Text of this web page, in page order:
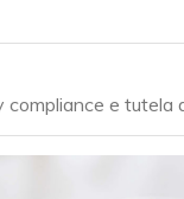
e tutela